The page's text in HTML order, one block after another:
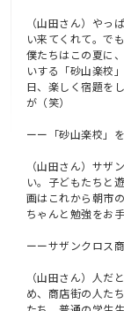
（山田さん）やっ
い来てくれて。で
僕たちはこの夏に
いする「砂山楽校
日、楽しく宿題を
が（笑）
ーー「砂山楽校」
（山田さん）サザ
い。子どもたちと
画はこれから朝市
ちゃんと勉強をお
ーーサザンクロス
（山田さん）人だ
め、商店街の人た